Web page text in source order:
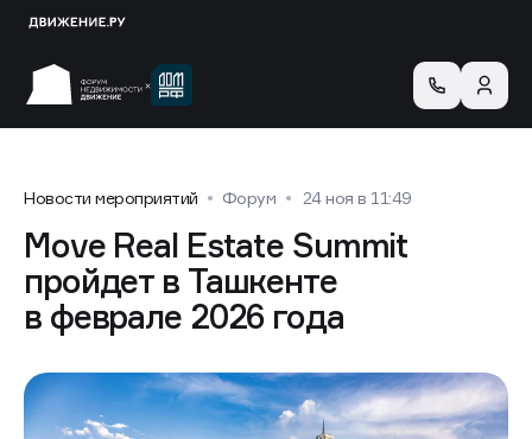
Новости мероприятий Форум 24 ноя в 11:49
Move Real Estate Summit
пройдет в Ташкенте
в феврале 2026 года